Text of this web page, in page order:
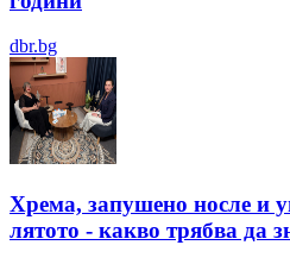
dbr.bg
Хрема, запушено носле и
лятотo - какво трябва да